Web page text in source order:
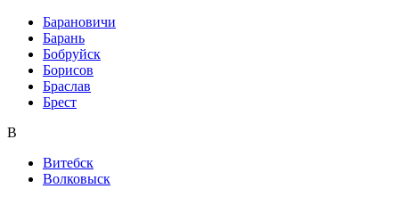
Барановичи
Барань
Бобруйск
Борисов
Браслав
Брест
В
Витебск
Волковыск